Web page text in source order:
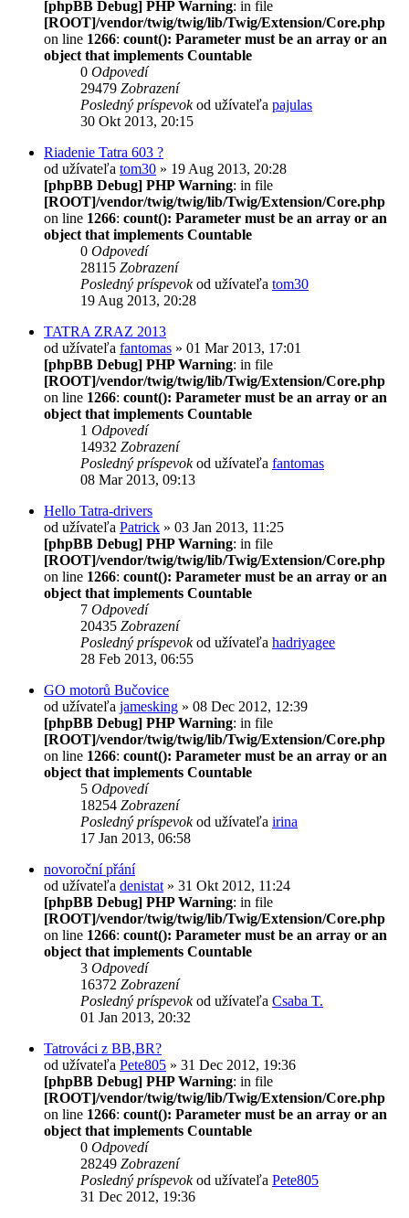
[phpBB Debug] PHP Warning: in file
[ROOT]/vendor/twig/twig/lib/Twig/Extension/Core.php
on line 1266: count(): Parameter must be an array or an
object that implements Countable
0 Odpovedí
29479 Zobrazení
Posledný príspevokod užívateľa pajulas
30 Okt 2013, 20:15
Riadenie Tatra 603 ?
od užívateľa tom30 » 19 Aug 2013, 20:28
[phpBB Debug] PHP Warning: in file
[ROOT]/vendor/twig/twig/lib/Twig/Extension/Core.php
on line 1266: count(): Parameter must be an array or an
object that implements Countable
0 Odpovedí
28115 Zobrazení
Posledný príspevokod užívateľa tom30
19 Aug 2013, 20:28
TATRA ZRAZ 2013
od užívateľa fantomas » 01 Mar 2013, 17:01
[phpBB Debug] PHP Warning: in file
[ROOT]/vendor/twig/twig/lib/Twig/Extension/Core.php
on line 1266: count(): Parameter must be an array or an
object that implements Countable
1 Odpovedí
14932 Zobrazení
Posledný príspevokod užívateľa fantomas
08 Mar 2013, 09:13
Hello Tatra-drivers
od užívateľa Patrick » 03 Jan 2013, 11:25
[phpBB Debug] PHP Warning: in file
[ROOT]/vendor/twig/twig/lib/Twig/Extension/Core.php
on line 1266: count(): Parameter must be an array or an
object that implements Countable
7 Odpovedí
20435 Zobrazení
Posledný príspevokod užívateľa hadriyagee
28 Feb 2013, 06:55
GO motorů Bučovice
od užívateľa jamesking » 08 Dec 2012, 12:39
[phpBB Debug] PHP Warning: in file
[ROOT]/vendor/twig/twig/lib/Twig/Extension/Core.php
on line 1266: count(): Parameter must be an array or an
object that implements Countable
5 Odpovedí
18254 Zobrazení
Posledný príspevokod užívateľa irina
17 Jan 2013, 06:58
novoroční přání
od užívateľa denistat » 31 Okt 2012, 11:24
[phpBB Debug] PHP Warning: in file
[ROOT]/vendor/twig/twig/lib/Twig/Extension/Core.php
on line 1266: count(): Parameter must be an array or an
object that implements Countable
3 Odpovedí
16372 Zobrazení
Posledný príspevokod užívateľa Csaba T.
01 Jan 2013, 20:32
Tatrováci z BB,BR?
od užívateľa Pete805 » 31 Dec 2012, 19:36
[phpBB Debug] PHP Warning: in file
[ROOT]/vendor/twig/twig/lib/Twig/Extension/Core.php
on line 1266: count(): Parameter must be an array or an
object that implements Countable
0 Odpovedí
28249 Zobrazení
Posledný príspevokod užívateľa Pete805
31 Dec 2012, 19:36